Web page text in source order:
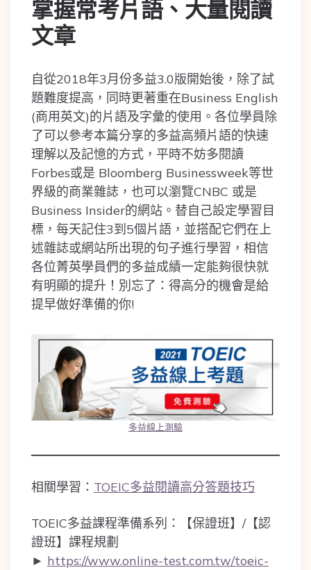
掌握常考片語、大量閱讀
文章
自從2018年3月份多益3.0版開始後，除了試
題難度提高，同時更著重在Business English
(商用英文)的片語及字彙的使用。各位學員除
了可以參考本篇分享的多益高頻片語的快速
理解以及記憶的方式，平時不妨多閱讀
Forbes或是 Bloomberg Businessweek等世
界級的商業雜誌，也可以瀏覽CNBC 或是
Business Insider的網站。替自己設定學習目
標，每天記住3到5個片語，並搭配它們在上
述雜誌或網站所出現的句子進行學習，相信
各位菁英學員們的多益成績一定能夠很快就
有明顯的提升！別忘了：得高分的機會是給
提早做好準備的你!
多益線上測驗
相關學習： TOEIC多益閱讀高分答題技巧
TOEIC多益課程準備系列：【保證班】/【認
證班】課程規劃
► https://www.online-test.com.tw/toeic-